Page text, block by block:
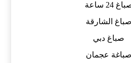
24 ساعة
صباغ الشارقة
صباغ دبي
صباغة عجمان